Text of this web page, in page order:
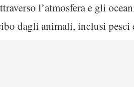
l’atmosfera e gli
dagli animali, inclusi pesci